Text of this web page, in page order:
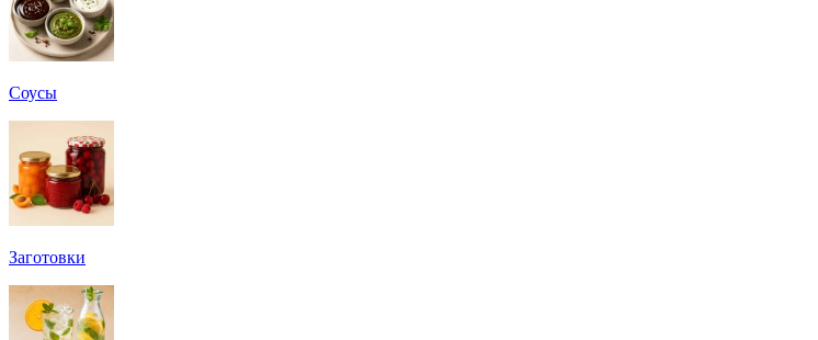
Соусы
Заготовки